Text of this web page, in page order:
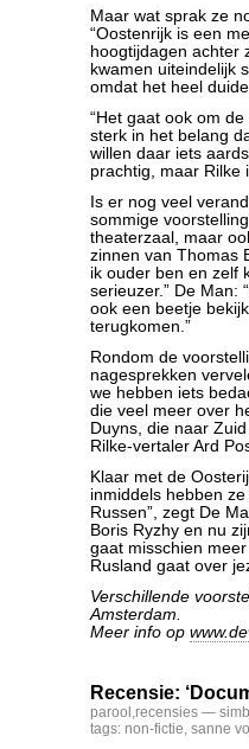
Maar wat sprak ze
“Oostenrijk is een
hoogtijdagen achter
kwamen uiteindelijk
omdat het heel
“Het gaat ook om
sterk in het belang
willen daar iets
prachtig, maar Rilke
Is er nog veel
sommige
theaterzaal, maar
zinnen van Thomas
ik ouder ben en zelf
serieuzer.” De Man:
ook een beetje
terugkomen.”
Rondom de
nagesprekken
we hebben iets
die veel meer over
Duyns, die naar
Rilke-vertaler Ard
Klaar met de
inmiddels hebben
Russen”, zegt De
Boris Ryzhy en nu
gaat misschien
Rusland gaat over
Verschillende
Amsterdam.
Meer info op
Recensie:
parool ,recensies —
tags: non-fictie, sanne